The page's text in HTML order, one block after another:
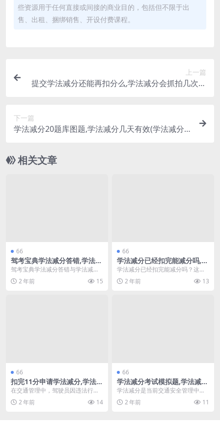
些资源用于任何直接或间接的商业目的，包括但不限于出
售、出租、捆绑销售、开设付费课程。
上一篇
提交学法减分还能再扣分么,学法减分会抓拍几次人
下一篇
学法减分20题库图题,学法减分几天有效(学法减分
相关文章
66
驾考宝典学法减分答错,学法减
分考试拍照搜(驾考宝典学法减
分在哪里)
驾考宝典学法减分答错与学法减分
考试拍照搜是近年来备受关注的话
题。随着驾照考试的逐...
2 年前 15
66
学法减分已经扣完能减分吗,网
上学法减分答案(学法减分题
目)
学法减分已经扣完能减分吗？这是
许多驾考学员关心的问题。随着交
通法规的不断更新和改...
2 年前 13
66
扣完11分申请学法减分,学法减
分大客车减几分(学法减分已扣
6分)
在交通管理中，驾驶员因违法行为
被扣分后，可以通过参加学法减分
活动来减轻处罚。对于...
2 年前 14
66
学法减分考试模拟题,学法减分
可以只学3分吗(学法减分)
学法减分是当前交通安全管理中一
项重要的措施，旨在通过学习法律
法规来提高驾驶人员的...
2 年前 11